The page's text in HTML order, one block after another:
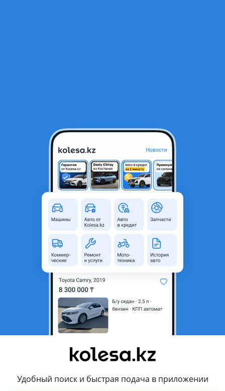
Удобный поиск и быстрая подача в приложении
Радиатор двигателя
Павлодар, Павлодарская
область
Новая
Код запчасти
TY0050
Комментарий продавца
Радиатор двигателя TOYOTA TOWN ACE 1996-2008 Наличие
и актуальную цену уточняйте у менеджера
Перевести